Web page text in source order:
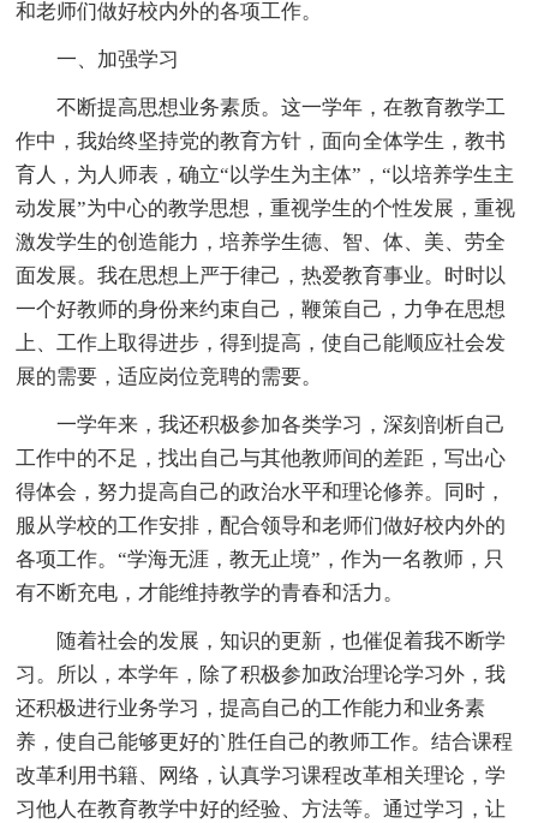
和老师们做好校内外的各项工作。
一、加强学习
不断提高思想业务素质。这一学年，在教育教学工
作中，我始终坚持党的教育方针，面向全体学生，教书
育人，为人师表，确立“以学生为主体”，“以培养学生主
动发展”为中心的教学思想，重视学生的个性发展，重视
激发学生的创造能力，培养学生德、智、体、美、劳全
面发展。我在思想上严于律己，热爱教育事业。时时以
一个好教师的身份来约束自己，鞭策自己，力争在思想
上、工作上取得进步，得到提高，使自己能顺应社会发
展的需要，适应岗位竞聘的需要。
一学年来，我还积极参加各类学习，深刻剖析自己
工作中的不足，找出自己与其他教师间的差距，写出心
得体会，努力提高自己的政治水平和理论修养。同时，
服从学校的工作安排，配合领导和老师们做好校内外的
各项工作。“学海无涯，教无止境”，作为一名教师，只
有不断充电，才能维持教学的青春和活力。
随着社会的发展，知识的更新，也催促着我不断学
习。所以，本学年，除了积极参加政治理论学习外，我
还积极进行业务学习，提高自己的工作能力和业务素
养，使自己能够更好的`胜任自己的教师工作。结合课程
改革利用书籍、网络，认真学习课程改革相关理论，学
习他人在教育教学中好的经验、方法等。通过学习，让